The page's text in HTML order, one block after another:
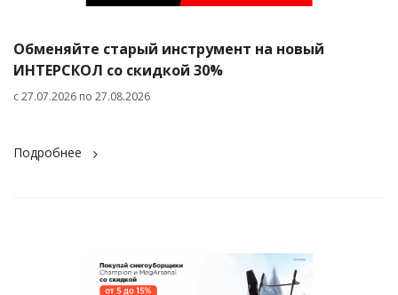
Обменяйте старый инструмент на новый
ИНТЕРСКОЛ со скидкой 30%
с 27.07.2026 по 27.08.2026
Подробнее